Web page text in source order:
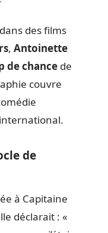
des films
, Antoinette
de chance de
couvre
de
à Capitaine
déclarait : «